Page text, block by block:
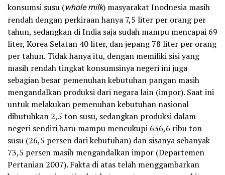
konsumsi susu (whole milk) masyarakat Inodnesia masih
rendah dengan perkiraan hanya 7,5 liter per orang per
tahun, sedangkan di India saja sudah mampu mencapai 69
liter, Korea Selatan 40 liter, dan jepang 78 liter per orang
per tahun. Tidak hanya itu, dengan memiliki sisi yang
masih rendah tingkat konsumsinya negeri ini juga
sebagian besar pemenuhan kebutuhan pangan masih
mengandalkan produksi dari negara lain (impor). Saat ini
untuk melakukan pemenuhan kebutuhan nasional
dibutuhkan 2,5 ton susu, sedangkan produksi dalam
negeri sendiri baru mampu mencukupi 636,6 ribu ton
susu (26,5 persen dari kebutuhan) dan sisanya sebanyak
73,5 persen masih mengandalkan impor (Departemen
Pertanian 2007). Fakta di atas telah menggambarkan